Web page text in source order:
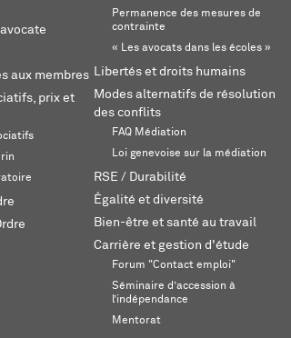
aux membres
prix et
Permanence des mesures de
contrainte
« Les avocats dans les écoles »
Libertés et droits humains
Modes alternatifs de résolution
des conflits
FAQ Médiation
Loi genevoise sur la médiation
RSE / Durabilité
Égalité et diversité
Bien-être et santé au travail
Carrière et gestion d'étude
Forum "Contact emploi"
Séminaire d’accession à
l’indépendance
Mentorat